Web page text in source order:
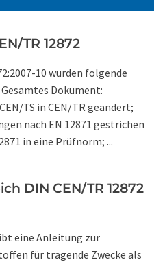
TR 12872
10 wurden folgende
Dokument:
TS in CEN/TR geändert;
nach EN 12871 gestrichen
in eine Prüfnorm; ...
DIN CEN/TR 12872
eine Anleitung zur
für tragende Zwecke als